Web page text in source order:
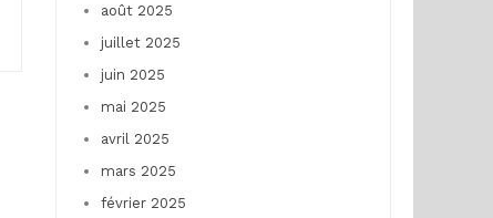
août 2025
juillet 2025
juin 2025
mai 2025
avril 2025
mars 2025
février 2025